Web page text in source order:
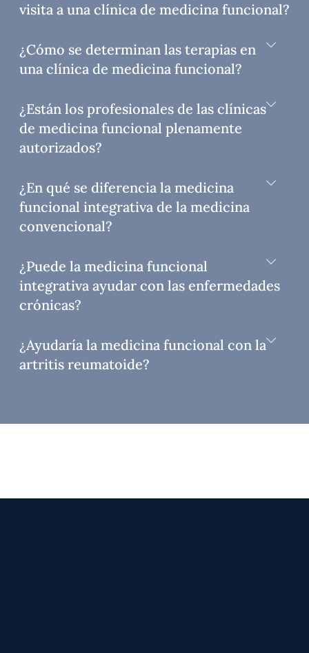
visita a una clínica de medicina funcional?
¿Cómo se determinan las terapias en
una clínica de medicina funcional?
¿Están los profesionales de las clínicas
de medicina funcional plenamente
autorizados?
¿En qué se diferencia la medicina
funcional integrativa de la medicina
convencional?
¿Puede la medicina funcional
integrativa ayudar con las enfermedades
crónicas?
¿Ayudaría la medicina funcional con la
artritis reumatoide?